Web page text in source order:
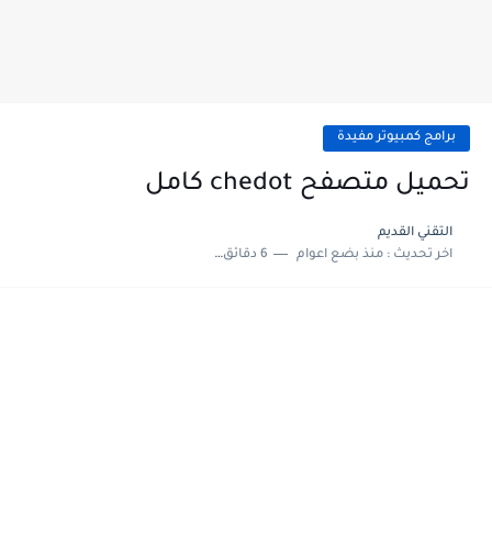
برامج كمبيوتر مفيدة
تحميل متصفح chedot كامل
التقني القديم
اخر تحديث :منذ بضع اعوام 6 دقائق للقراءة